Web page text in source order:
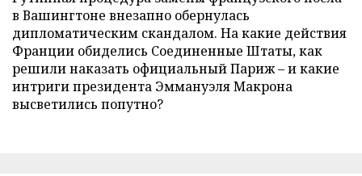
в Вашингтоне внезапно обернулась
дипломатическим скандалом. На какие действия
Франции обиделись Соединенные Штаты, как
решили наказать официальный Париж – и какие
интриги президента Эммануэля Макрона
высветились попутно?